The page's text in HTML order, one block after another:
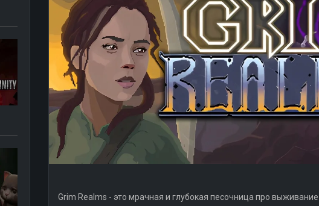
Grim Realms - это мрачная и глубокая песочница про